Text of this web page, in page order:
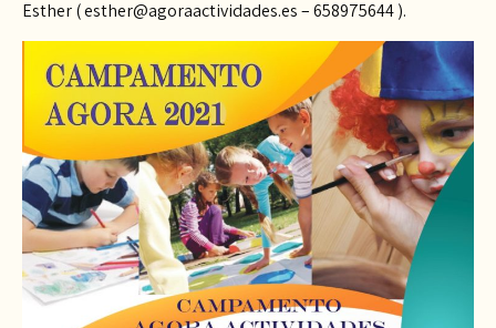
Esther ( esther@agoraactividades.es – 658975644 ).